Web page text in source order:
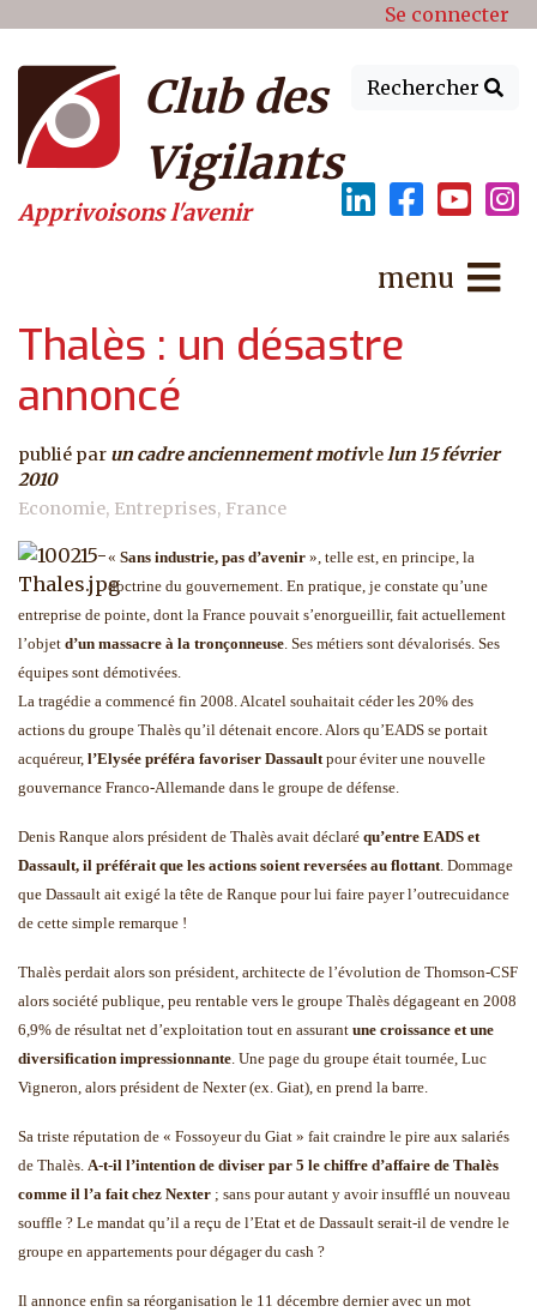
Menu du compte de Se connecter
Rechercher
Club des
Vigilants
Apprivoisons l'avenir
menu
Thalès : un désastre
annoncé
publié par un cadre anciennement motivlelun 15 février
2010
Economie Entreprises France
« Sans industrie, pas d’avenir », telle est, en principe, la
doctrine du gouvernement. En pratique, je constate qu’une
entreprise de pointe, dont la France pouvait s’enorgueillir, fait actuellement
l’objet d’un massacre à la tronçonneuse. Ses métiers sont dévalorisés. Ses
équipes sont démotivées.
La tragédie a commencé fin 2008. Alcatel souhaitait céder les 20% des
actions du groupe Thalès qu’il détenait encore. Alors qu’EADS se portait
acquéreur, l’Elysée préféra favoriser Dassaultpour éviter une nouvelle
gouvernance Franco-Allemande dans le groupe de défense.
Denis Ranque alors président de Thalès avait déclaré qu’entre EADS et
Dassault, il préférait que les actions soient reversées au flottant. Dommage
que Dassault ait exigé la tête de Ranque pour lui faire payer l’outrecuidance
de cette simple remarque !
Thalès perdait alors son président, architecte de l’évolution de Thomson-CSF
alors société publique, peu rentable vers le groupe Thalès dégageant en 2008
6,9% de résultat net d’exploitation tout en assurant une croissance et une
diversification impressionnante. Une page du groupe était tournée, Luc
Vigneron, alors président de Nexter (ex. Giat), en prend la barre.
Sa triste réputation de « Fossoyeur du Giat » fait craindre le pire aux salariés
de Thalès. A-t-il l’intention de diviser par 5 le chiffre d’affaire de Thalès
comme il l’a fait chez Nexter ; sans pour autant y avoir insufflé un nouveau
souffle ? Le mandat qu’il a reçu de l’Etat et de Dassault serait-il de vendre le
groupe en appartements pour dégager du cash ?
Il annonce enfin sa réorganisation le 11 décembre dernier avec un mot